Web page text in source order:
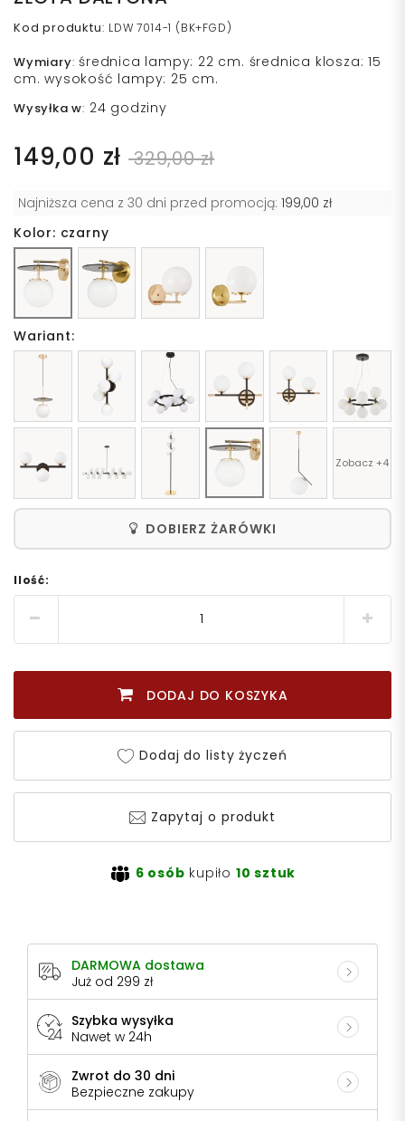
Kod produktu: LDW 7014-1 (BK+FGD)
Wymiary: średnica lampy: 22 cm. średnica klosza: 15
cm. wysokość lampy: 25 cm.
Wysyłka w: 24 godziny
149,00 zł 329,00 zł
Najniższa cena z 30 dni przed promocją: 199,00 zł
Kolor: czarny
Wariant:
Zobacz +4
DOBIERZ ŻARÓWKI
Ilość:
DODAJ DO KOSZYKA
Dodaj do listy życzeń
Zapytaj o produkt
6 osób kupiło 10 sztuk
DARMOWA dostawa
Już od 299 zł
Szybka wysyłka
Nawet w 24h
Zwrot do 30 dni
Bezpieczne zakupy